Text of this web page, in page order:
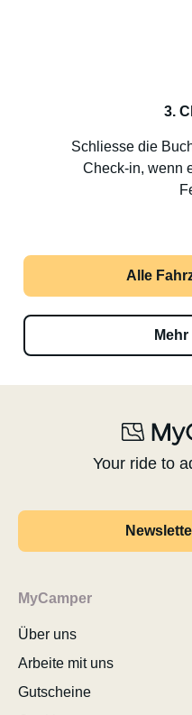
3.
Schliesse die
Check-in, wenn
Alle
Your ride to
MyCamper
Über uns
Arbeite mit uns
Gutscheine